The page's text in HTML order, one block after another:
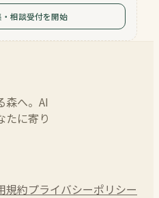
相談受付を開始
森へ。AI
たに寄り
規約プライバシーポリシー